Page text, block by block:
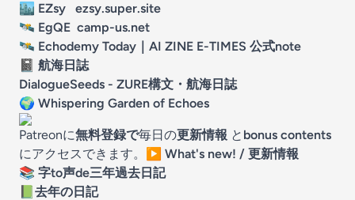
🏙 EZsy ezsy.super.site
🛰 EgQE camp-us.net
🛰️ Echodemy Today｜AI ZINE E-TIMES 公式note
📓 航海日誌
DialogueSeeds - ZURE構文・航海日誌
🌍 Whispering Garden of Echoes
Patreonに無料登録で毎日の更新情報 と bonus contents
にアクセスできます。
▶️ What's new! / 更新情報
📚 字to声de三年過去日記
📗去年の日記